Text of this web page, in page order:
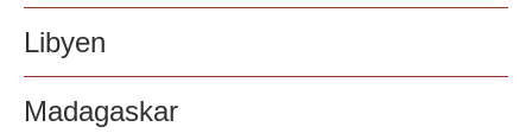
Libyen
Madagaskar